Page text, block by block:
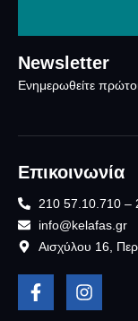
Newsletter
Ενημερωθείτε
Επικοινωνία
210 57.10.710 –
info@kelafas.gr
Αισχύλου 16,